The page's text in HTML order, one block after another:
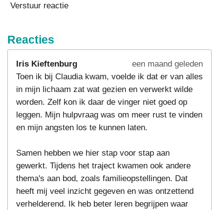
Verstuur reactie
Reacties
Iris Kieftenburg
een maand geleden
Toen ik bij Claudia kwam, voelde ik dat er van alles
in mijn lichaam zat wat gezien en verwerkt wilde
worden. Zelf kon ik daar de vinger niet goed op
leggen. Mijn hulpvraag was om meer rust te vinden
en mijn angsten los te kunnen laten.
Samen hebben we hier stap voor stap aan
gewerkt. Tijdens het traject kwamen ook andere
thema's aan bod, zoals familieopstellingen. Dat
heeft mij veel inzicht gegeven en was ontzettend
verhelderend. Ik heb beter leren begrijpen waar